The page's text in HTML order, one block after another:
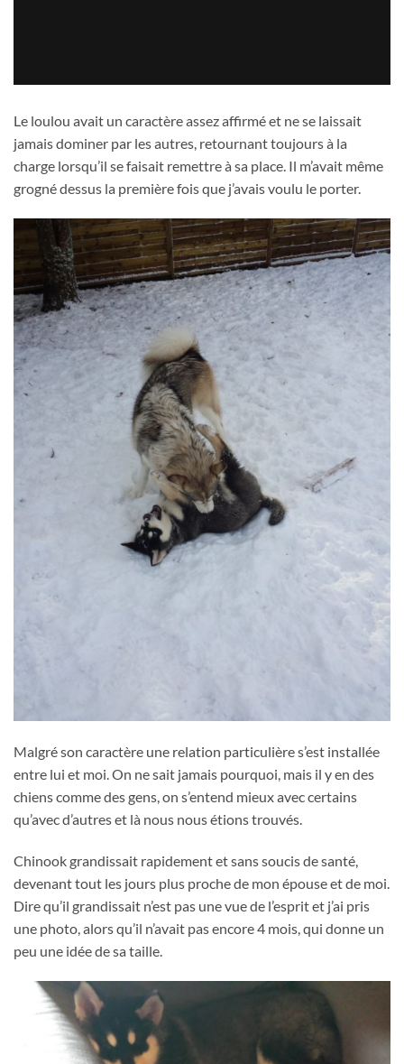
Le loulou avait un caractère assez affirmé et ne se laissait
jamais dominer par les autres, retournant toujours à la
charge lorsqu’il se faisait remettre à sa place. Il m’avait même
grogné dessus la première fois que j’avais voulu le porter.
Malgré son caractère une relation particulière s’est installée
entre lui et moi. On ne sait jamais pourquoi, mais il y en des
chiens comme des gens, on s’entend mieux avec certains
qu’avec d’autres et là nous nous étions trouvés.
Chinook grandissait rapidement et sans soucis de santé,
devenant tout les jours plus proche de mon épouse et de moi.
Dire qu’il grandissait n’est pas une vue de l’esprit et j’ai pris
une photo, alors qu’il n’avait pas encore 4 mois, qui donne un
peu une idée de sa taille.